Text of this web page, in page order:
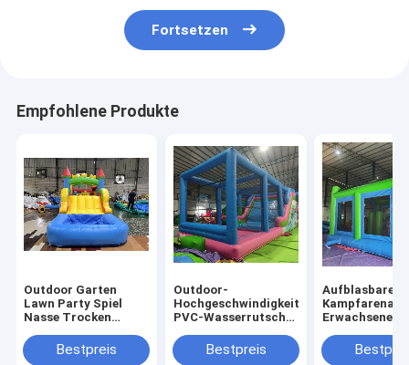
Fortsetzen
Empfohlene Produkte
Outdoor Garten
Lawn Party Spiel
Nasse Trocken
Sprunghaus Combo
Hindernisplatz mit
Bestpreis
Outdoor-
Hochgeschwindigkeits-
PVC-Wasserrutsche
AufblasenBestpreis
Aufblasbare
Kampfarena
Erwachsene
Aufblasbare
Gladiatoren